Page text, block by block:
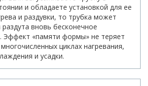
и обладаете установкой для ее
и раздувки, то трубка может
вновь бесконечное
Эффект «памяти формы» не теряет
циклах нагревания,
и усадки.